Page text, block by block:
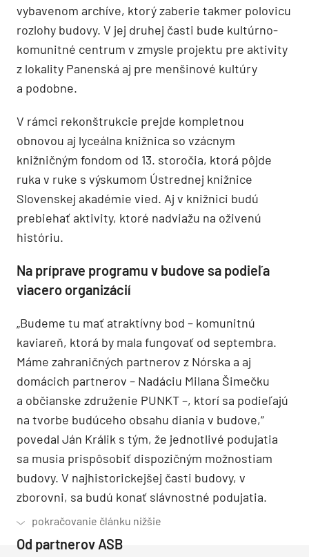
vybavenom archíve, ktorý zaberie takmer polovicu
rozlohy budovy. V jej druhej časti bude kultúrno-
komunitné centrum v zmysle projektu pre aktivity
z lokality Panenská aj pre menšinové kultúry
a podobne.
V rámci rekonštrukcie prejde kompletnou
obnovou aj lyceálna knižnica so vzácnym
knižničným fondom od 13. storočia, ktorá pôjde
ruka v ruke s výskumom Ústrednej knižnice
Slovenskej akadémie vied. Aj v knižnici budú
prebiehať aktivity, ktoré nadviažu na oživenú
históriu.
Na príprave programu v budove sa podieľa
viacero organizácií
„Budeme tu mať atraktívny bod – komunitnú
kaviareň, ktorá by mala fungovať od septembra.
Máme zahraničných partnerov z Nórska a aj
domácich partnerov – Nadáciu Milana Šimečku
a občianske združenie PUNKT –, ktorí sa podieľajú
na tvorbe budúceho obsahu diania v budove,“
povedal Ján Králik s tým, že jednotlivé podujatia
sa musia prispôsobiť dispozičným možnostiam
budovy. V najhistorickejšej časti budovy, v
zborovni, sa budú konať slávnostné podujatia.
Od partnerov ASB